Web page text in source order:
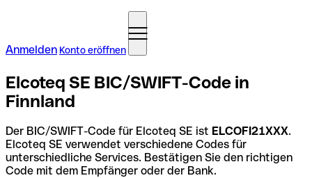
Anmelden Konto eröffnen
Elcoteq SE BIC/SWIFT-Code in
Finnland
Der BIC/SWIFT-Code für Elcoteq SE ist ELCOFI21XXX.
Elcoteq SE verwendet verschiedene Codes für
unterschiedliche Services. Bestätigen Sie den richtigen
Code mit dem Empfänger oder der Bank.